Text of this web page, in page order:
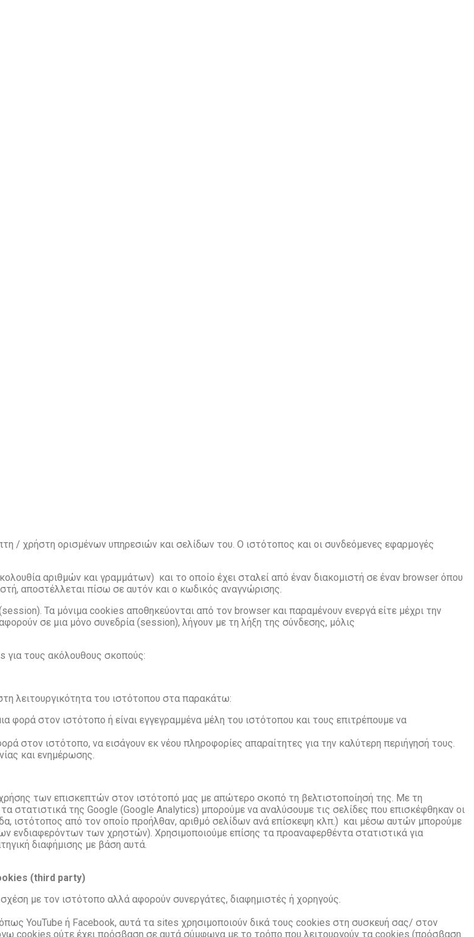
/ χρήστη ορισμένων υπηρεσιών και σελίδων του. Ο ιστότοπος και οι συνδεόμενες εφαρμογές
αριθμών και γραμμάτων) και το οποίο έχει σταλεί από έναν διακομιστή σε έναν browser όπου
αποστέλλεται πίσω σε αυτόν και ο κωδικός αναγνώρισης.
Τα μόνιμα cookies αποθηκεύονται από τον browser και παραμένουν ενεργά είτε μέχρι την
σε μια μόνο συνεδρία (session), λήγουν με τη λήξη της σύνδεσης, μόλις
για τους ακόλουθους σκοπούς:
λειτουργικότητα του ιστότοπου στα παρακάτω:
φορά στον ιστότοπο ή είναι εγγεγραμμένα μέλη του ιστότοπου και τους επιτρέπουμε να
στον ιστότοπο, να εισάγουν εκ νέου πληροφορίες απαραίτητες για την καλύτερη περιήγησή τους.
και ενημέρωσης.
των επισκεπτών στον ιστότοπό μας με απώτερο σκοπό τη βελτιστοποίησή της. Με τη
στατιστικά της Google (Google Analytics) μπορούμε να αναλύσουμε τις σελίδες που επισκέφθηκαν οι
ιστότοπος από τον οποίο προήλθαν, αριθμό σελίδων ανά επίσκεψη κλπ.) και μέσω αυτών μπορούμε
ενδιαφερόντων των χρηστών). Χρησιμοποιούμε επίσης τα προαναφερθέντα στατιστικά για
διαφήμισης με βάση αυτά.
(third party)
με τον ιστότοπο αλλά αφορούν συνεργάτες, διαφημιστές ή χορηγούς.
YouTube ή Facebook, αυτά τα sites χρησιμοποιούν δικά τους cookies στη συσκευή σας/ στον
cookies ούτε έχει πρόσβαση σε αυτά σύμφωνα με το τρόπο που λειτουργούν τα cookies (πρόσβαση